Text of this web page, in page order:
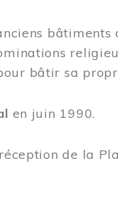
bâtir sa
en juin 1990.
de la